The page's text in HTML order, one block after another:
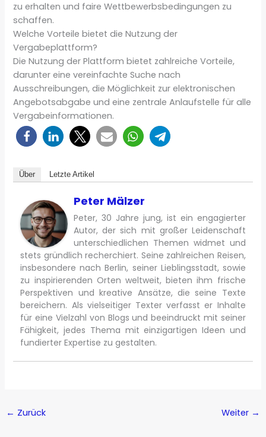
zu erhalten und faire Wettbewerbsbedingungen zu
schaffen.
Welche Vorteile bietet die Nutzung der
Vergabeplattform?
Die Nutzung der Plattform bietet zahlreiche Vorteile,
darunter eine vereinfachte Suche nach
Ausschreibungen, die Möglichkeit zur elektronischen
Angebotsabgabe und eine zentrale Anlaufstelle für alle
Vergabeinformationen.
Über Letzte Artikel
Peter Mälzer
Peter, 30 Jahre jung, ist ein engagierter
Autor, der sich mit großer Leidenschaft
unterschiedlichen Themen widmet und
stets gründlich recherchiert. Seine zahlreichen Reisen,
insbesondere nach Berlin, seiner Lieblingsstadt, sowie
zu inspirierenden Orten weltweit, bieten ihm frische
Perspektiven und kreative Ansätze, die seine Texte
bereichern. Als vielseitiger Texter verfasst er Inhalte
für eine Vielzahl von Blogs und beeindruckt mit seiner
Fähigkeit, jedes Thema mit einzigartigen Ideen und
fundierter Expertise zu gestalten.
← Zurück Weiter →